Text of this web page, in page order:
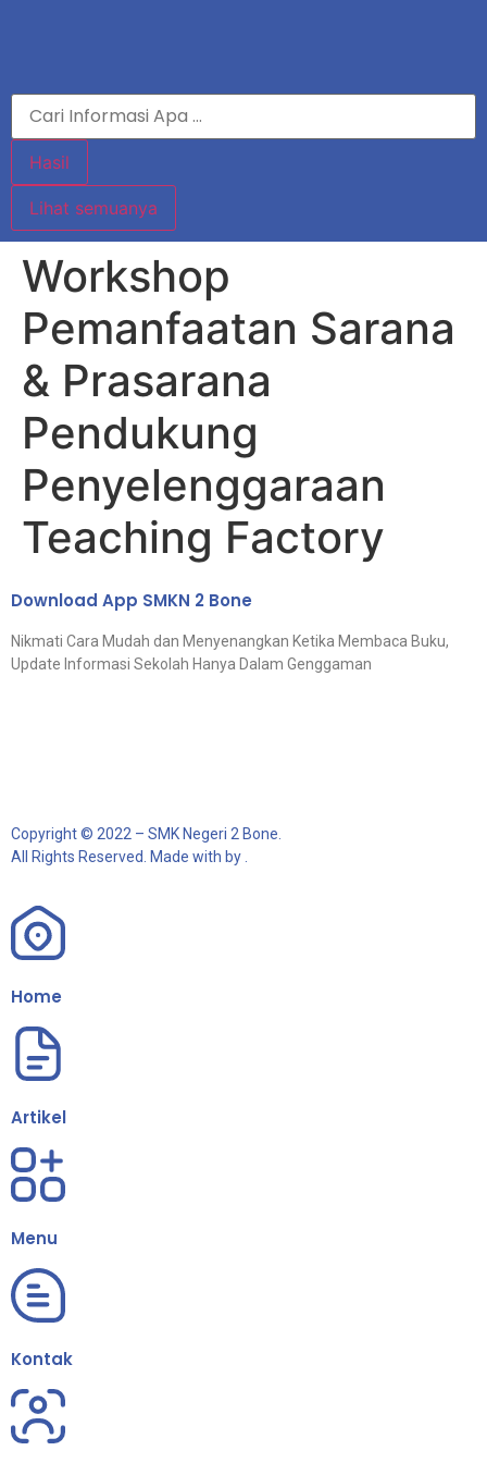
Hasil
Lihat semuanya
Workshop
Pemanfaatan Sarana
& Prasarana
Pendukung
Penyelenggaraan
Teaching Factory
Download App SMKN 2 Bone
Nikmati Cara Mudah dan Menyenangkan Ketika Membaca Buku,
Update Informasi Sekolah Hanya Dalam Genggaman
Copyright © 2022 – SMK Negeri 2 Bone.
All Rights Reserved. Made with by .
Home
Artikel
Menu
Kontak